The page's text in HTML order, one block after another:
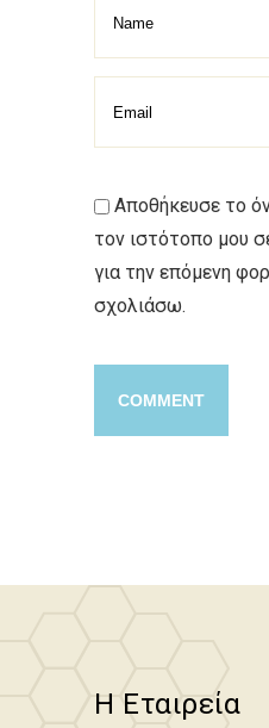
Αποθήκευσε το
τον ιστότοπο μου
για την επόμενη
σχολιάσω.
Η Εταιρεία